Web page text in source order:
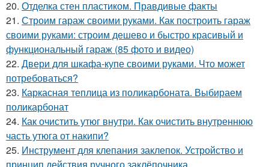
20. Отделка стен пластиком. Правдивые факты
21. Строим гараж своими руками. Как построить гараж
своими руками: строим дешево и быстро красивый и
функциональный гараж (85 фото и видео)
22. Двери для шкафа-купе своими руками. Что может
потребоваться?
23. Каркасная теплица из поликарбоната. Выбираем
поликарбонат
24. Как очистить утюг внутри. Как очистить внутреннюю
часть утюга от накипи?
25. Инструмент для клепания заклепок. Устройство и
принцип действия ручного заклёпочника